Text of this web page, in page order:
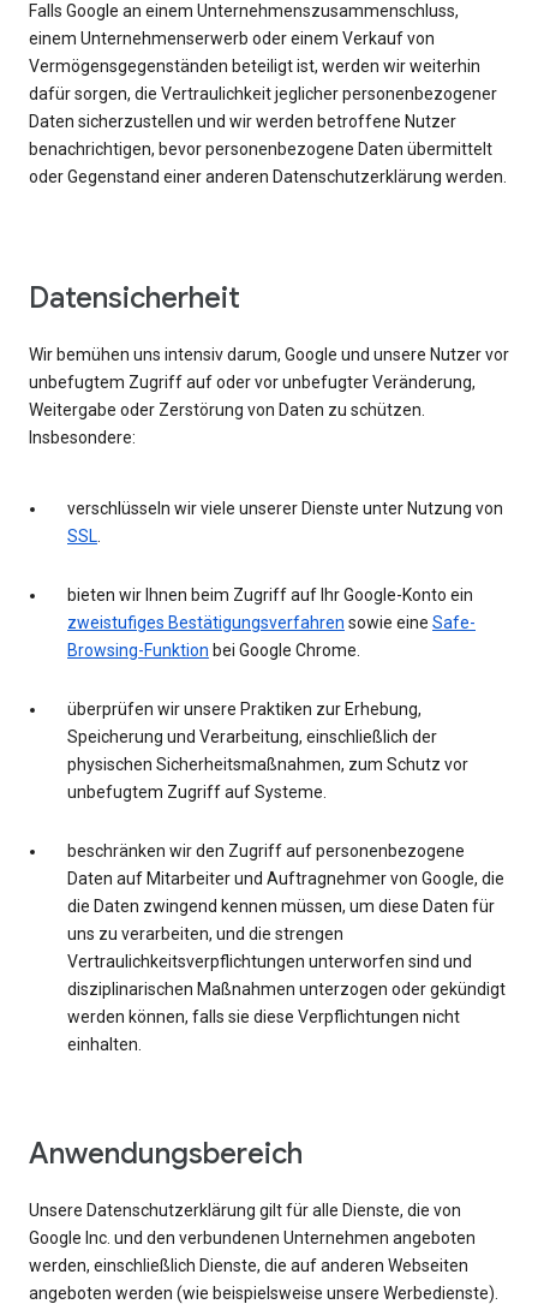
Falls Google an einem Unternehmenszusammenschluss,
einem Unternehmenserwerb oder einem Verkauf von
Vermögensgegenständen beteiligt ist, werden wir weiterhin
dafür sorgen, die Vertraulichkeit jeglicher personenbezogener
Daten sicherzustellen und wir werden betroffene Nutzer
benachrichtigen, bevor personenbezogene Daten übermittelt
oder Gegenstand einer anderen Datenschutzerklärung werden.
Datensicherheit
Wir bemühen uns intensiv darum, Google und unsere Nutzer vor
unbefugtem Zugriff auf oder vor unbefugter Veränderung,
Weitergabe oder Zerstörung von Daten zu schützen.
Insbesondere:
verschlüsseln wir viele unserer Dienste unter Nutzung von
SSL.
bieten wir Ihnen beim Zugriff auf Ihr Google-Konto ein
zweistufiges Bestätigungsverfahren sowie eine Safe-
Browsing-Funktion bei Google Chrome.
überprüfen wir unsere Praktiken zur Erhebung,
Speicherung und Verarbeitung, einschließlich der
physischen Sicherheitsmaßnahmen, zum Schutz vor
unbefugtem Zugriff auf Systeme.
beschränken wir den Zugriff auf personenbezogene
Daten auf Mitarbeiter und Auftragnehmer von Google, die
die Daten zwingend kennen müssen, um diese Daten für
uns zu verarbeiten, und die strengen
Vertraulichkeitsverpflichtungen unterworfen sind und
disziplinarischen Maßnahmen unterzogen oder gekündigt
werden können, falls sie diese Verpflichtungen nicht
einhalten.
Anwendungsbereich
Unsere Datenschutzerklärung gilt für alle Dienste, die von
Google Inc. und den verbundenen Unternehmen angeboten
werden, einschließlich Dienste, die auf anderen Webseiten
angeboten werden (wie beispielsweise unsere Werbedienste).